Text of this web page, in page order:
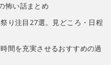
怖い話まとめ
り注目27選。見どころ・日程
間を充実させるおすすめの過